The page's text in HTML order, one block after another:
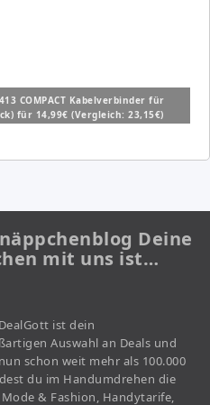
COMPACT Kabelverbinder für
für 14,99€ (Vergleich: 23,15€)
Deine
mit uns ist…
ist dein
Auswahl an Deals und
schon weit mehr als 100.000
du im Handumdrehen die
& Fashion, Handytarife,